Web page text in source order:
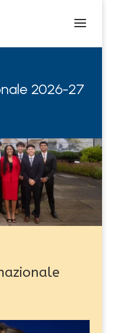
2026-27